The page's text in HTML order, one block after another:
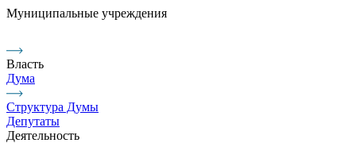
Муниципальные учреждения
Власть
Дума
Структура Думы
Депутаты
Деятельность